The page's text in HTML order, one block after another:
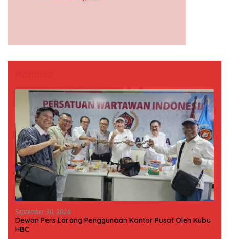
September 30, 2024
Dewan Pers Larang Penggunaan Kantor Pusat Oleh Kubu
HBC